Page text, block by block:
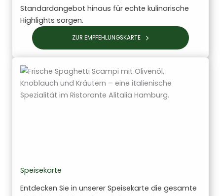
Standardangebot hinaus für echte kulinarische
Highlights sorgen.
ZUR EMPFEHLUNGSKARTE
Speisekarte
Entdecken Sie in unserer Speisekarte die gesamte